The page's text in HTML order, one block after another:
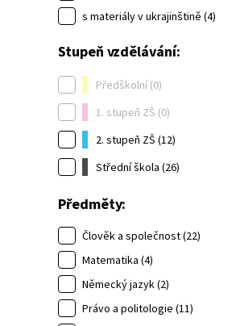
s materiály v ukrajinštině (4)
Stupeň vzdělávání:
Předškolní (0)
1. stupeň ZŠ (0)
2. stupeň ZŠ (12)
Střední škola (26)
Předměty:
Člověk a společnost (22)
Matematika (4)
Německý jazyk (2)
Právo a politologie (11)